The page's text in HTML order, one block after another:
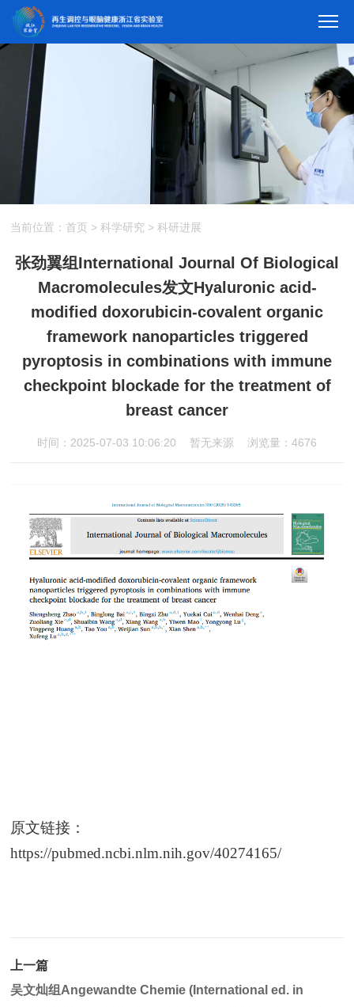
当前位置： 首页 > 科学研究 > 科研进展
张劲翼组International Journal Of Biological
Macromolecules发文Hyaluronic acid-
modified doxorubicin-covalent organic
framework nanoparticles triggered
pyroptosis in combinations with immune
checkpoint blockade for the treatment of
breast cancer
时间：2025-07-03 10:06:20 暂无来源 浏览量：4676
原文链接：
https://pubmed.ncbi.nlm.nih.gov/40274165/
上一篇
吴文灿组Angewandte Chemie (International ed. in